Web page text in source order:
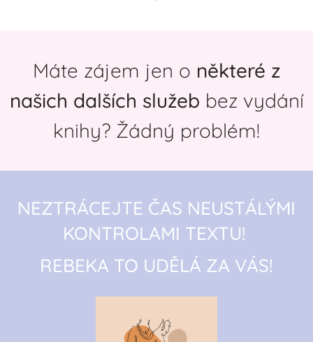
Máte zájem jen o některé z
našich dalších služeb bez vydání
knihy? Žádný problém!
NEZTRÁCEJTE ČAS NEUSTÁLÝMI
KONTROLAMI TEXTU!
REBEKA TO UDĚLÁ ZA VÁS!